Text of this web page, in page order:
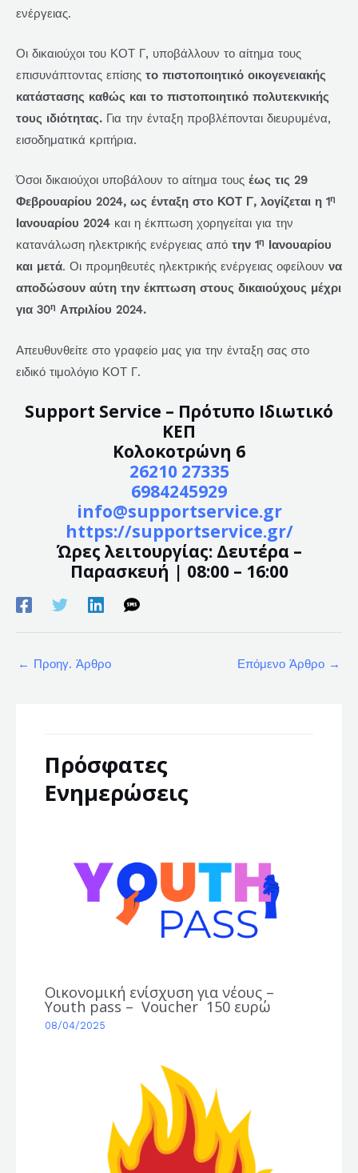
ενέργειας.
Οι δικαιούχοι του ΚΟΤ Γ, υποβάλλουν το αίτημα τους
επισυνάπτοντας επίσης το πιστοποιητικό οικογενειακής
κατάστασης καθώς και το πιστοποιητικό πολυτεκνικής
τους ιδιότητας. Για την ένταξη προβλέπονται διευρυμένα,
εισοδηματικά κριτήρια.
Όσοι δικαιούχοι υποβάλουν το αίτημα τους έως τις 29
Φεβρουαρίου 2024, ως ένταξη στο ΚΟΤ Γ, λογίζεται η 1η
Ιανουαρίου 2024 και η έκπτωση χορηγείται για την
κατανάλωση ηλεκτρικής ενέργειας από την 1η Ιανουαρίου
και μετά. Οι προμηθευτές ηλεκτρικής ενέργειας οφείλουν να
αποδώσουν αύτη την έκπτωση στους δικαιούχους μέχρι
για 30η Απριλίου 2024.
Απευθυνθείτε στο γραφείο μας για την ένταξη σας στο
ειδικό τιμολόγιο ΚΟΤ Γ.
Support Service – Πρότυπο Ιδιωτικό
ΚΕΠ
Κολοκοτρώνη 6
26210 27335
6984245929
info@supportservice.gr
https://supportservice.gr/
Ώρες λειτουργίας: Δευτέρα –
Παρασκευή | 08:00 – 16:00
← Προηγ. Άρθρο Επόμενο Άρθρο →
Πρόσφατες
Ενημερώσεις
Οικονομική ενίσχυση για νέους –
Youth pass – Voucher 150 ευρώ
08/04/2025